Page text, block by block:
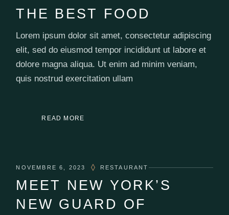
THE BEST FOOD
Lorem ipsum dolor sit amet, consectetur adipiscing
elit, sed do eiusmod tempor incididunt ut labore et
dolore magna aliqua. Ut enim ad minim veniam,
quis nostrud exercitation ullam
READ MORE
NOVEMBRE 6, 2023 RESTAURANT
MEET NEW YORK’S
NEW GUARD OF